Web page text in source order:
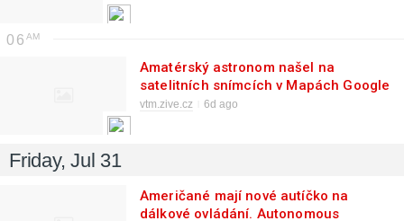
06
Amatérský astronom našel na
satelitních snímcích v Mapách Google
obří kráter po dopadu meteoritu
vtm.zive.cz 6d ago
Friday, Jul 31
Američané mají nové autíčko na
dálkové ovládání. Autonomous